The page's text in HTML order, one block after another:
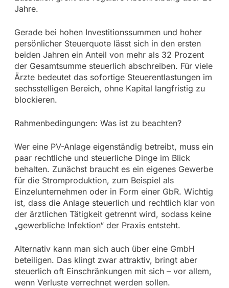
Jahre.
Gerade bei hohen Investitionssummen und hoher
persönlicher Steuerquote lässt sich in den ersten
beiden Jahren ein Anteil von mehr als 32 Prozent
der Gesamtsumme steuerlich abschreiben. Für viele
Ärzte bedeutet das sofortige Steuerentlastungen im
sechsstelligen Bereich, ohne Kapital langfristig zu
blockieren.
Rahmenbedingungen: Was ist zu beachten?
Wer eine PV-Anlage eigenständig betreibt, muss ein
paar rechtliche und steuerliche Dinge im Blick
behalten. Zunächst braucht es ein eigenes Gewerbe
für die Stromproduktion, zum Beispiel als
Einzelunternehmen oder in Form einer GbR. Wichtig
ist, dass die Anlage steuerlich und rechtlich klar von
der ärztlichen Tätigkeit getrennt wird, sodass keine
„gewerbliche Infektion“ der Praxis entsteht.
Alternativ kann man sich auch über eine GmbH
beteiligen. Das klingt zwar attraktiv, bringt aber
steuerlich oft Einschränkungen mit sich – vor allem,
wenn Verluste verrechnet werden sollen.